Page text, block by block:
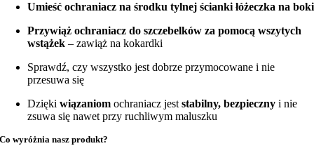
Umieść ochraniacz na środku tylnej ścianki łóżeczka na boki
Przywiąż ochraniacz do szczebelków za pomocą wszytych
wstążek – zawiąż na kokardki
Sprawdź, czy wszystko jest dobrze przymocowane i nie
przesuwa się
Dziękiwiązaniom ochraniacz jeststabilny, bezpieczny i nie
zsuwa się nawet przy ruchliwym maluszku
Co wyróżnia nasz produkt?